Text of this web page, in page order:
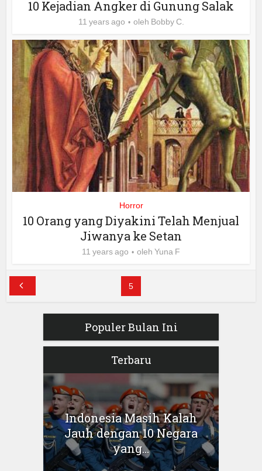
10 Kejadian Angker di Gunung Salak
11 years ago oleh Bobby C.
Horror
10 Orang yang Diyakini Telah Menjual
Jiwanya ke Setan
11 years ago oleh Yuna F
5
Populer Bulan Ini
Terbaru
Indonesia Masih Kalah
Jauh dengan 10 Negara
yang...